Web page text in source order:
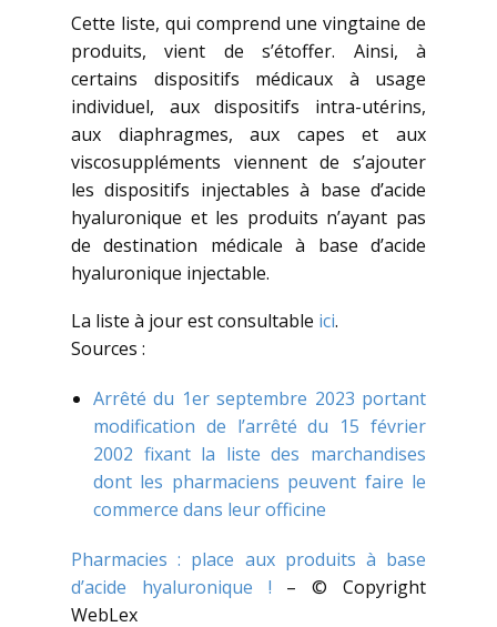
Cette liste, qui comprend une vingtaine de
produits, vient de s’étoffer. Ainsi, à
certains dispositifs médicaux à usage
individuel, aux dispositifs intra-utérins,
aux diaphragmes, aux capes et aux
viscosuppléments viennent de s’ajouter
les dispositifs injectables à base d’acide
hyaluronique et les produits n’ayant pas
de destination médicale à base d’acide
hyaluronique injectable.
La liste à jour est consultable ici.
Sources :
Arrêté du 1er septembre 2023 portant
modification de l’arrêté du 15 février
2002 fixant la liste des marchandises
dont les pharmaciens peuvent faire le
commerce dans leur officine
Pharmacies : place aux produits à base
d’acide hyaluronique ! – © Copyright
WebLex